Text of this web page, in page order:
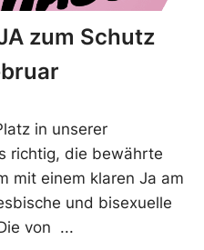
zum Schutz
in unserer
richtig, die bewährte
mit einem klaren Ja am
und bisexuelle
von